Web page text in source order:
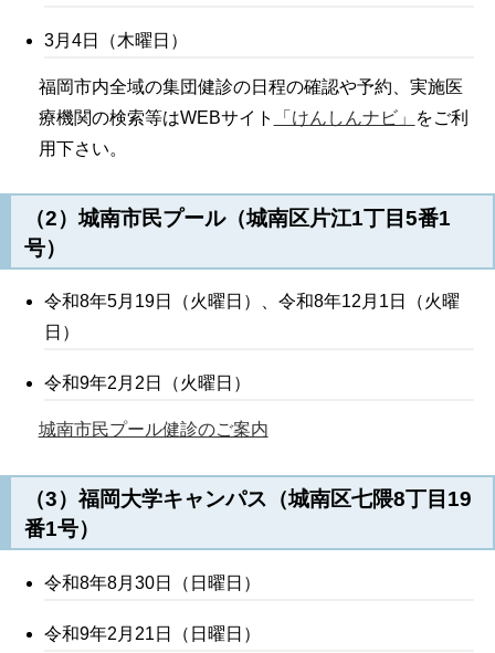
3月4日（木曜日）
福岡市内全域の集団健診の日程の確認や予約、実施医
療機関の検索等はWEBサイト
「けんしんナビ」
をご利
用下さい。
（2）城南市民プール（城南区片江1丁目5番1
号）
令和8年5月19日（火曜日）、令和8年12月1日（火曜
日）
令和9年2月2日（火曜日）
城南市民プール健診のご案内
（3）福岡大学キャンパス（城南区七隈8丁目19
番1号）
令和8年8月30日（日曜日）
令和9年2月21日（日曜日）